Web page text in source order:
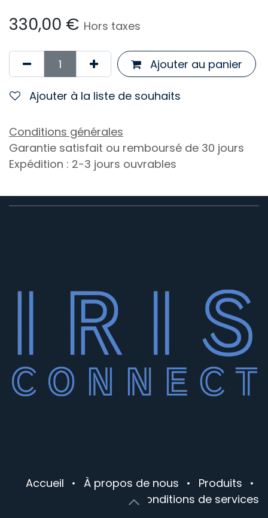
330,00 € Hors taxes
Ajouter au panier
Ajouter à la liste de souhaits
Conditions générales
Garantie satisfait ou remboursé de 30 jours
Expédition : 2-3 jours ouvrables
Accueil • À propos de nous • Produits •
Conditions de services